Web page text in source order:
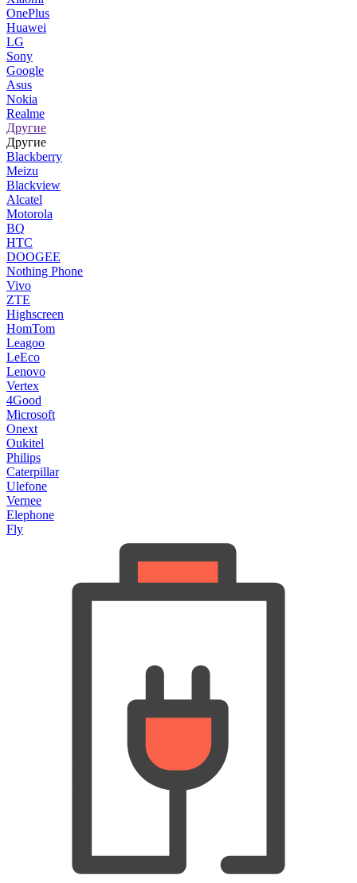
OnePlus
Huawei
LG
Sony
Google
Asus
Nokia
Realme
Другие
Другие
Blackberry
Meizu
Blackview
Alcatel
Motorola
BQ
HTC
DOOGEE
Nothing Phone
Vivo
ZTE
Highscreen
HomTom
Leagoo
LeEco
Lenovo
Vertex
4Good
Microsoft
Onext
Oukitel
Philips
Caterpillar
Ulefone
Vernee
Elephone
Fly